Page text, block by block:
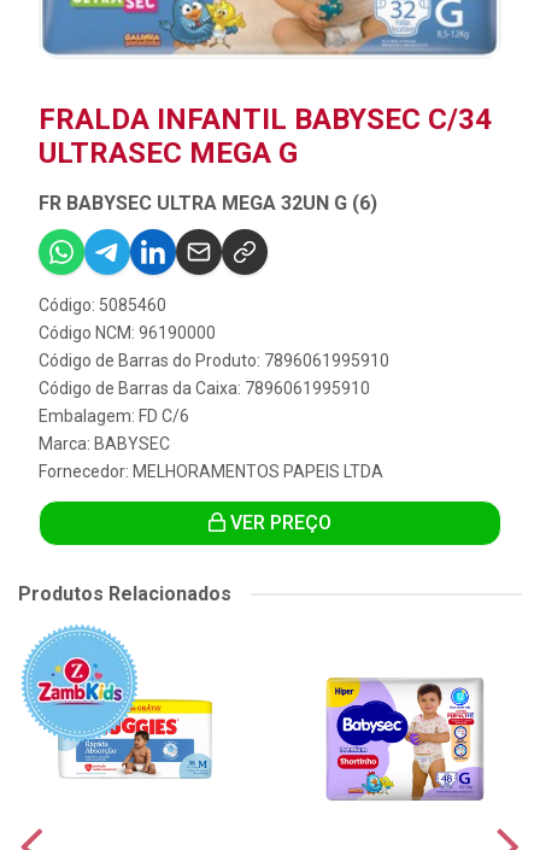
FRALDA INFANTIL BABYSEC C/34
ULTRASEC MEGA G
FR BABYSEC ULTRA MEGA 32UN G (6)
Código: 5085460
Código NCM: 96190000
Código de Barras do Produto: 7896061995910
Código de Barras da Caixa: 7896061995910
Embalagem: FD C/6
Marca: BABYSEC
Fornecedor: MELHORAMENTOS PAPEIS LTDA
VER PREÇO
Produtos Relacionados